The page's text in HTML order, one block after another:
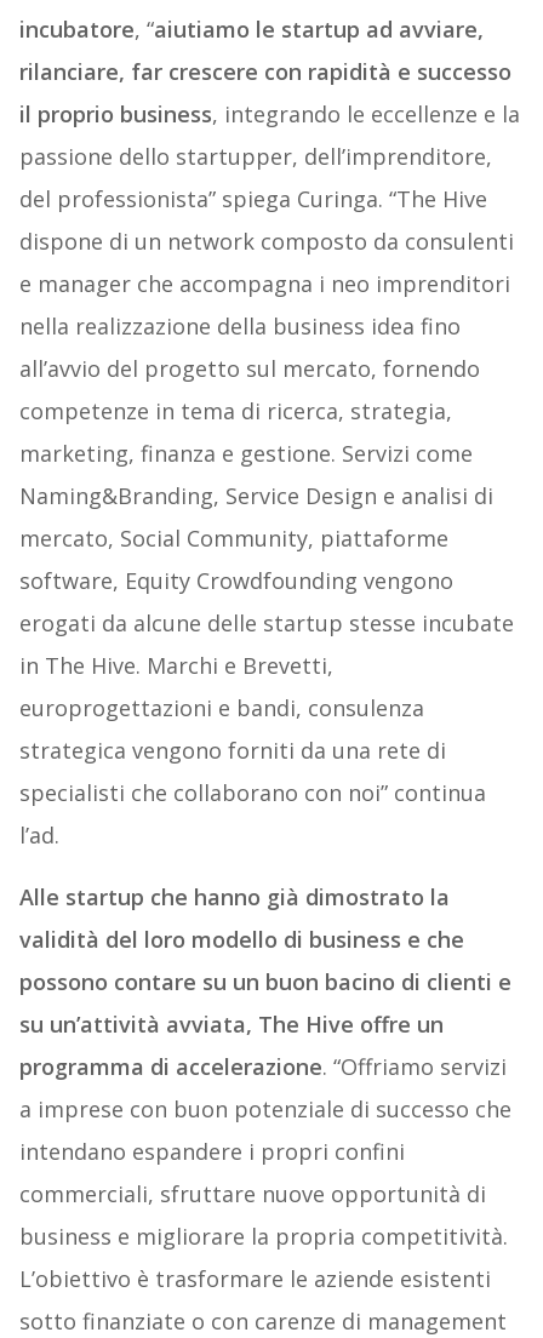
incubatore, “aiutiamo le startup ad avviare,
rilanciare, far crescere con rapidità e successo
il proprio business, integrando le eccellenze e la
passione dello startupper, dell’imprenditore,
del professionista” spiega Curinga. “The Hive
dispone di un network composto da consulenti
e manager che accompagna i neo imprenditori
nella realizzazione della business idea fino
all’avvio del progetto sul mercato, fornendo
competenze in tema di ricerca, strategia,
marketing, finanza e gestione. Servizi come
Naming&Branding, Service Design e analisi di
mercato, Social Community, piattaforme
software, Equity Crowdfounding vengono
erogati da alcune delle startup stesse incubate
in The Hive. Marchi e Brevetti,
europrogettazioni e bandi, consulenza
strategica vengono forniti da una rete di
specialisti che collaborano con noi” continua
l’ad.
Alle startup che hanno già dimostrato la
validità del loro modello di business e che
possono contare su un buon bacino di clienti e
su un’attività avviata, The Hive offre un
programma di accelerazione. “Offriamo servizi
a imprese con buon potenziale di successo che
intendano espandere i propri confini
commerciali, sfruttare nuove opportunità di
business e migliorare la propria competitività.
L’obiettivo è trasformare le aziende esistenti
sotto finanziate o con carenze di management